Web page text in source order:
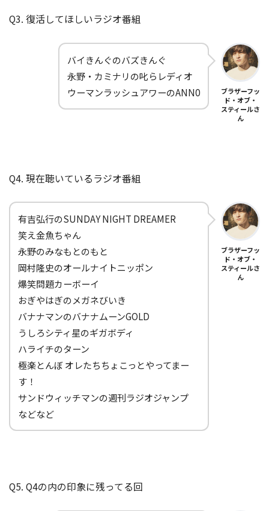
Q3. 復活してほしいラジオ番組
バイきんぐのバズきんぐ
永野・カミナリの叱らレディオ
ウーマンラッシュアワーのANN0
ブラザーフッ
ド・オブ・
スティールさ
ん
Q4. 現在聴いているラジオ番組
有吉弘行のSUNDAY NIGHT DREAMER
笑え金魚ちゃん
永野のみなもとのもと
岡村隆史のオールナイトニッポン
爆笑問題カーボーイ
おぎやはぎのメガネびいき
バナナマンのバナナムーンGOLD
うしろシティ星のギガボディ
ハライチのターン
極楽とんぼ オレたちちょこっとやってまー
す！
サンドウィッチマンの週刊ラジオジャンプ
などなど
ブラザーフッ
ド・オブ・
スティールさ
ん
Q5. Q4の内の印象に残ってる回